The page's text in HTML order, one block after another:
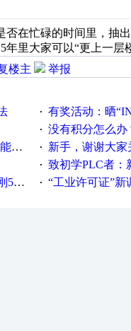
否在忙碌的时间里，抽
年里大家可以“更上一层
楼主 举报
· 有奖活动：晒
· 没有积分怎么办
！ · 新手，谢谢大
· 致初学PLC者：新人
券 · “工业许可证”新调整：水文仪